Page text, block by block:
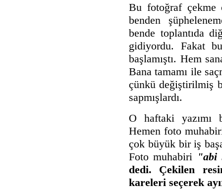
Bu fotoğraf
benden
bende toplantıda
gidiyordu. Fakat
başlamıştı. Hem
Bana tamamı ile
çünkü değiştirilmiş
sapmışlardı.
O haftaki yazımı
Hemen foto
çok büyük bir iş
Foto muhabiri
"abi
dedi. Çekilen
kareleri seçerek